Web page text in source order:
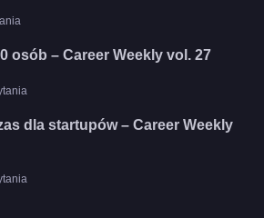
osób – Career Weekly vol. 27
dla startupów – Career Weekly